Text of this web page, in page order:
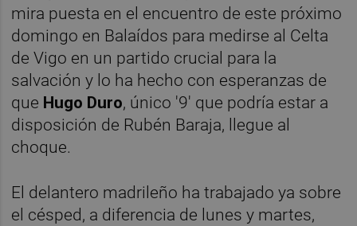
mira puesta en el encuentro de este próximo
domingo en Balaídos para medirse al Celta
de Vigo en un partido crucial para la
salvación y lo ha hecho con esperanzas de
que Hugo Duro, único '9' que podría estar a
disposición de Rubén Baraja, llegue al
choque.
El delantero madrileño ha trabajado ya sobre
el césped, a diferencia de lunes y martes,